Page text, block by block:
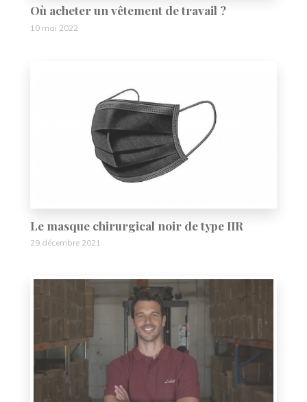
Où acheter un vêtement de travail ?
10 mai 2022
Le masque chirurgical noir de type IIR
29 décembre 2021